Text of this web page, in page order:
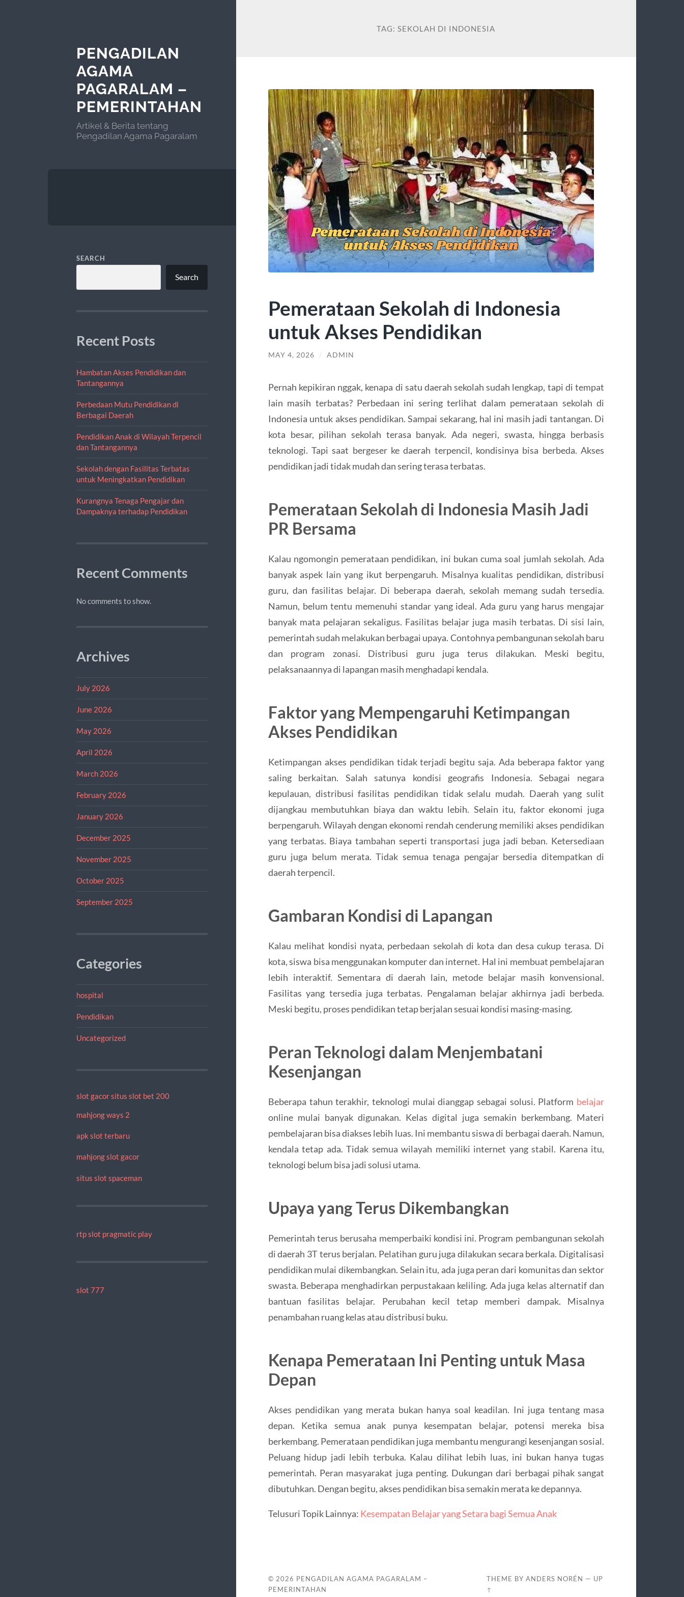
PENGADILAN
AGAMA
PAGARALAM –
PEMERINTAHAN
Artikel & Berita tentang
Pengadilan Agama Pagaralam
SEARCH
Search
Recent Posts
Hambatan Akses Pendidikan dan
Tantangannya
Perbedaan Mutu Pendidikan di
Berbagai Daerah
Pendidikan Anak di Wilayah Terpencil
dan Tantangannya
Sekolah dengan Fasilitas Terbatas
untuk Meningkatkan Pendidikan
Kurangnya Tenaga Pengajar dan
Dampaknya terhadap Pendidikan
Recent Comments
No comments to show.
Archives
July 2026
June 2026
May 2026
April 2026
March 2026
February 2026
January 2026
December 2025
November 2025
October 2025
September 2025
Categories
hospital
Pendidikan
Uncategorized
slot gacorsitus slot bet 200
mahjong ways 2
apk slot terbaru
mahjong slot gacor
situs slot spaceman
rtp slot pragmatic play
slot 777
TAG:SEKOLAH DI INDONESIA
Pemerataan Sekolah di Indonesia
untuk Akses Pendidikan
MAY 4, 2026 / ADMIN
Pernah kepikiran nggak, kenapa di satu daerah sekolah sudah lengkap, tapi di tempat
lain masih terbatas? Perbedaan ini sering terlihat dalam pemerataan sekolah di
Indonesia untuk akses pendidikan. Sampai sekarang, hal ini masih jadi tantangan. Di
kota besar, pilihan sekolah terasa banyak. Ada negeri, swasta, hingga berbasis
teknologi. Tapi saat bergeser ke daerah terpencil, kondisinya bisa berbeda. Akses
pendidikan jadi tidak mudah dan sering terasa terbatas.
Pemerataan Sekolah di Indonesia Masih Jadi
PR Bersama
Kalau ngomongin pemerataan pendidikan, ini bukan cuma soal jumlah sekolah. Ada
banyak aspek lain yang ikut berpengaruh. Misalnya kualitas pendidikan, distribusi
guru, dan fasilitas belajar. Di beberapa daerah, sekolah memang sudah tersedia.
Namun, belum tentu memenuhi standar yang ideal. Ada guru yang harus mengajar
banyak mata pelajaran sekaligus. Fasilitas belajar juga masih terbatas. Di sisi lain,
pemerintah sudah melakukan berbagai upaya. Contohnya pembangunan sekolah baru
dan program zonasi. Distribusi guru juga terus dilakukan. Meski begitu,
pelaksanaannya di lapangan masih menghadapi kendala.
Faktor yang Mempengaruhi Ketimpangan
Akses Pendidikan
Ketimpangan akses pendidikan tidak terjadi begitu saja. Ada beberapa faktor yang
saling berkaitan. Salah satunya kondisi geografis Indonesia. Sebagai negara
kepulauan, distribusi fasilitas pendidikan tidak selalu mudah. Daerah yang sulit
dijangkau membutuhkan biaya dan waktu lebih. Selain itu, faktor ekonomi juga
berpengaruh. Wilayah dengan ekonomi rendah cenderung memiliki akses pendidikan
yang terbatas. Biaya tambahan seperti transportasi juga jadi beban. Ketersediaan
guru juga belum merata. Tidak semua tenaga pengajar bersedia ditempatkan di
daerah terpencil.
Gambaran Kondisi di Lapangan
Kalau melihat kondisi nyata, perbedaan sekolah di kota dan desa cukup terasa. Di
kota, siswa bisa menggunakan komputer dan internet. Hal ini membuat pembelajaran
lebih interaktif. Sementara di daerah lain, metode belajar masih konvensional.
Fasilitas yang tersedia juga terbatas. Pengalaman belajar akhirnya jadi berbeda.
Meski begitu, proses pendidikan tetap berjalan sesuai kondisi masing-masing.
Peran Teknologi dalam Menjembatani
Kesenjangan
Beberapa tahun terakhir, teknologi mulai dianggap sebagai solusi. Platform belajar
online mulai banyak digunakan. Kelas digital juga semakin berkembang. Materi
pembelajaran bisa diakses lebih luas. Ini membantu siswa di berbagai daerah. Namun,
kendala tetap ada. Tidak semua wilayah memiliki internet yang stabil. Karena itu,
teknologi belum bisa jadi solusi utama.
Upaya yang Terus Dikembangkan
Pemerintah terus berusaha memperbaiki kondisi ini. Program pembangunan sekolah
di daerah 3T terus berjalan. Pelatihan guru juga dilakukan secara berkala. Digitalisasi
pendidikan mulai dikembangkan. Selain itu, ada juga peran dari komunitas dan sektor
swasta. Beberapa menghadirkan perpustakaan keliling. Ada juga kelas alternatif dan
bantuan fasilitas belajar. Perubahan kecil tetap memberi dampak. Misalnya
penambahan ruang kelas atau distribusi buku.
Kenapa Pemerataan Ini Penting untuk Masa
Depan
Akses pendidikan yang merata bukan hanya soal keadilan. Ini juga tentang masa
depan. Ketika semua anak punya kesempatan belajar, potensi mereka bisa
berkembang. Pemerataan pendidikan juga membantu mengurangi kesenjangan sosial.
Peluang hidup jadi lebih terbuka. Kalau dilihat lebih luas, ini bukan hanya tugas
pemerintah. Peran masyarakat juga penting. Dukungan dari berbagai pihak sangat
dibutuhkan. Dengan begitu, akses pendidikan bisa semakin merata ke depannya.
Telusuri Topik Lainnya: Kesempatan Belajar yang Setara bagi Semua Anak
© 2026 PENGADILAN AGAMA PAGARALAM –
PEMERINTAHAN
THEME BY ANDERS NORÉN — UP
↑